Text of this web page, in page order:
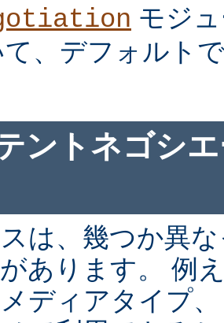
モジ
、デフォルト
ントネゴシ
は、幾つか異
あります。 例
ディアタイプ